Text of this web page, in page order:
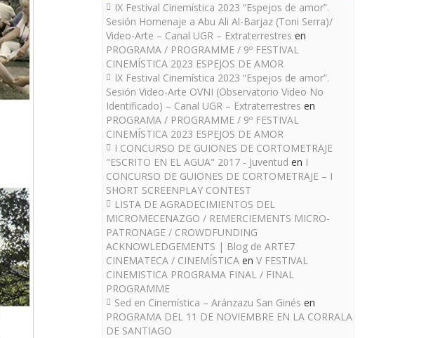
IX Festival Cinemística 2023 “Espejos de amor”.
Sesión Homenaje a Abu Ali Al-Barjaz (Toni Serra)/
Video-Arte – Canal UGR – Extraterrestres en
PROGRAMA / PROGRAMME / 9º FESTIVAL
CINEMÍSTICA 2023 ESPEJOS DE AMOR
IX Festival Cinemística 2023 “Espejos de amor”.
Sesión Video-Arte OVNI (Observatorio Video No
Identificado) – Canal UGR – Extraterrestres en
PROGRAMA / PROGRAMME / 9º FESTIVAL
CINEMÍSTICA 2023 ESPEJOS DE AMOR
I CONCURSO DE GUIONES DE CORTOMETRAJE
"ESCRITO EN EL AGUA" 2017 - Juventud en I
CONCURSO DE GUIONES DE CORTOMETRAJE – I
SHORT SCREENPLAY CONTEST
LISTA DE AGRADECIMIENTOS DEL
MICROMECENAZGO / REMERCIEMENTS MICRO-
PATRONAGE / CROWDFUNDING
ACKNOWLEDGEMENTS | Blog de ARTE7
CINEMATECA / CINEMÍSTICA en V FESTIVAL
CINEMISTICA PROGRAMA FINAL / FINAL
PROGRAMME
Sed en Cinemística – Aránzazu San Ginés en
PROGRAMA DEL 11 DE NOVIEMBRE EN LA CORRALA
DE SANTIAGO